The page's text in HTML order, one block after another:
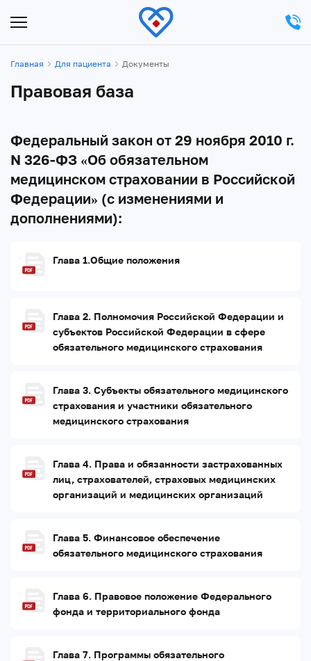
Главная Для пациента Документы
Правовая база
Федеральный закон от 29 ноября 2010 г.
N 326-ФЗ «Об обязательном
медицинском страховании в Российской
Федерации» (с изменениями и
дополнениями):
Глава 1.Общие положения
Глава 2. Полномочия Российской Федерации и
субъектов Российской Федерации в сфере
обязательного медицинского страхования
Глава 3. Субъекты обязательного медицинского
страхования и участники обязательного
медицинского страхования
Глава 4. Права и обязанности застрахованных
лиц, страхователей, страховых медицинских
организаций и медицинских организаций
Глава 5. Финансовое обеспечение
обязательного медицинского страхования
Глава 6. Правовое положение Федерального
фонда и территориального фонда
Глава 7. Программы обязательного